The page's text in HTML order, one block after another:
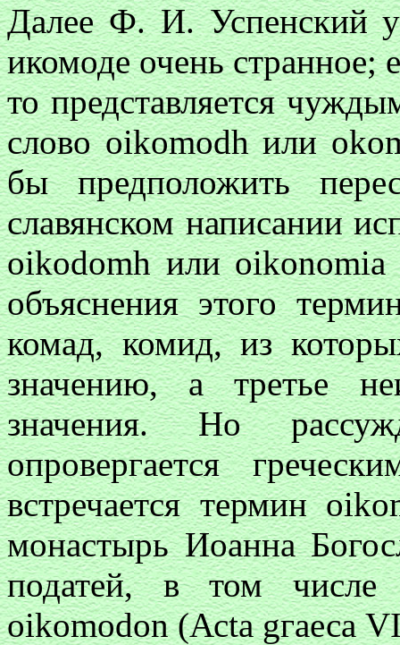
Далее Ф. И. Успенский
икомоде очень странное;
то представляется
словоoikomodhили
бы предположить
славянском написании
oikodomhилиoikonomia
объяснения этого
комад, комид, из
значению, а третье
значения. Но
опровергается
встречается термин
монастырь Иоанна
податей, в том числе
oikomodon(Асtа gгаеса